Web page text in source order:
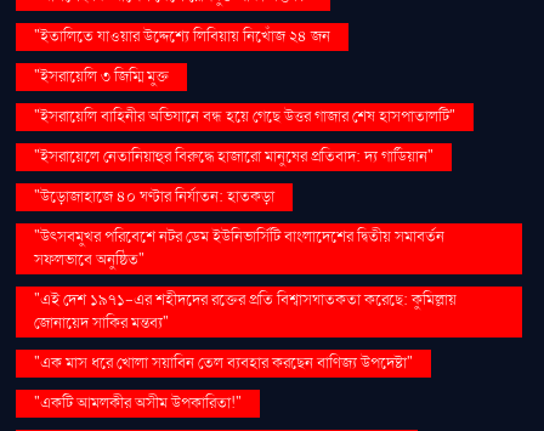
"ইতালিতে যাওয়ার উদ্দেশ্যে লিবিয়ায় নিখোঁজ ২৪ জন
"ইসরায়েলি ৩ জিম্মি মুক্ত
"ইসরায়েলি বাহিনীর অভিযানে বন্ধ হয়ে গেছে উত্তর গাজার শেষ হাসপাতালটি"
"ইসরায়েলে নেতানিয়াহুর বিরুদ্ধে হাজারো মানুষের প্রতিবাদ: দ্য গার্ডিয়ান"
"উড়োজাহাজে ৪০ ঘণ্টার নির্যাতন: হাতকড়া
"উৎসবমুখর পরিবেশে নটর ডেম ইউনিভার্সিটি বাংলাদেশের দ্বিতীয় সমাবর্তন
সফলভাবে অনুষ্ঠিত"
"এই দেশ ১৯৭১-এর শহীদদের রক্তের প্রতি বিশ্বাসঘাতকতা করেছে: কুমিল্লায়
জোনায়েদ সাকির মন্তব্য"
"এক মাস ধরে খোলা সয়াবিন তেল ব্যবহার করছেন বাণিজ্য উপদেষ্টা"
"একটি আমলকীর অসীম উপকারিতা!"